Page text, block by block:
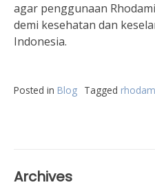
agar penggunaan
demi kesehatan dan
Indonesia.
Posted in Blog Tagged
Archives